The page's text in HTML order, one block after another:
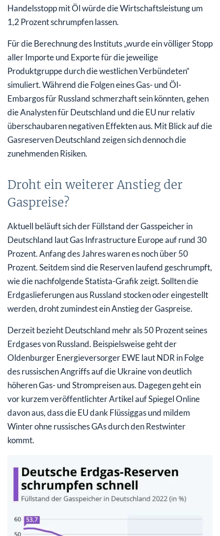
Handelsstopp mit Öl würde die Wirtschaftsleistung um
1,2 Prozent schrumpfen lassen.
Für die Berechnung des Instituts „wurde ein völliger Stopp
aller Importe und Exporte für die jeweilige
Produktgruppe durch die westlichen Verbündeten“
simuliert. Während die Folgen eines Gas- und Öl-
Embargos für Russland schmerzhaft sein könnten, gehen
die Analysten für Deutschland und die EU nur relativ
überschaubaren negativen Effekten aus. Mit Blick auf die
Gasreserven Deutschland zeigen sich dennoch die
zunehmenden Risiken.
Droht ein weiterer Anstieg der
Gaspreise?
Aktuell beläuft sich der Füllstand der Gasspeicher in
Deutschland laut Gas Infrastructure Europe auf rund 30
Prozent. Anfang des Jahres waren es noch über 50
Prozent. Seitdem sind die Reserven laufend geschrumpft,
wie die nachfolgende Statista-Grafik zeigt. Sollten die
Erdgaslieferungen aus Russland stocken oder eingestellt
werden, droht zumindest ein Anstieg der Gaspreise.
Derzeit bezieht Deutschland mehr als 50 Prozent seines
Erdgases von Russland. Beispielsweise geht der
Oldenburger Energieversorger EWE laut NDR in Folge
des russischen Angriffs auf die Ukraine von deutlich
höheren Gas- und Strompreisen aus. Dagegen geht ein
vor kurzem veröffentlichter Artikel auf Spiegel Online
davon aus, dass die EU dank Flüssiggas und mildem
Winter ohne russisches GAs durch den Restwinter
kommt.